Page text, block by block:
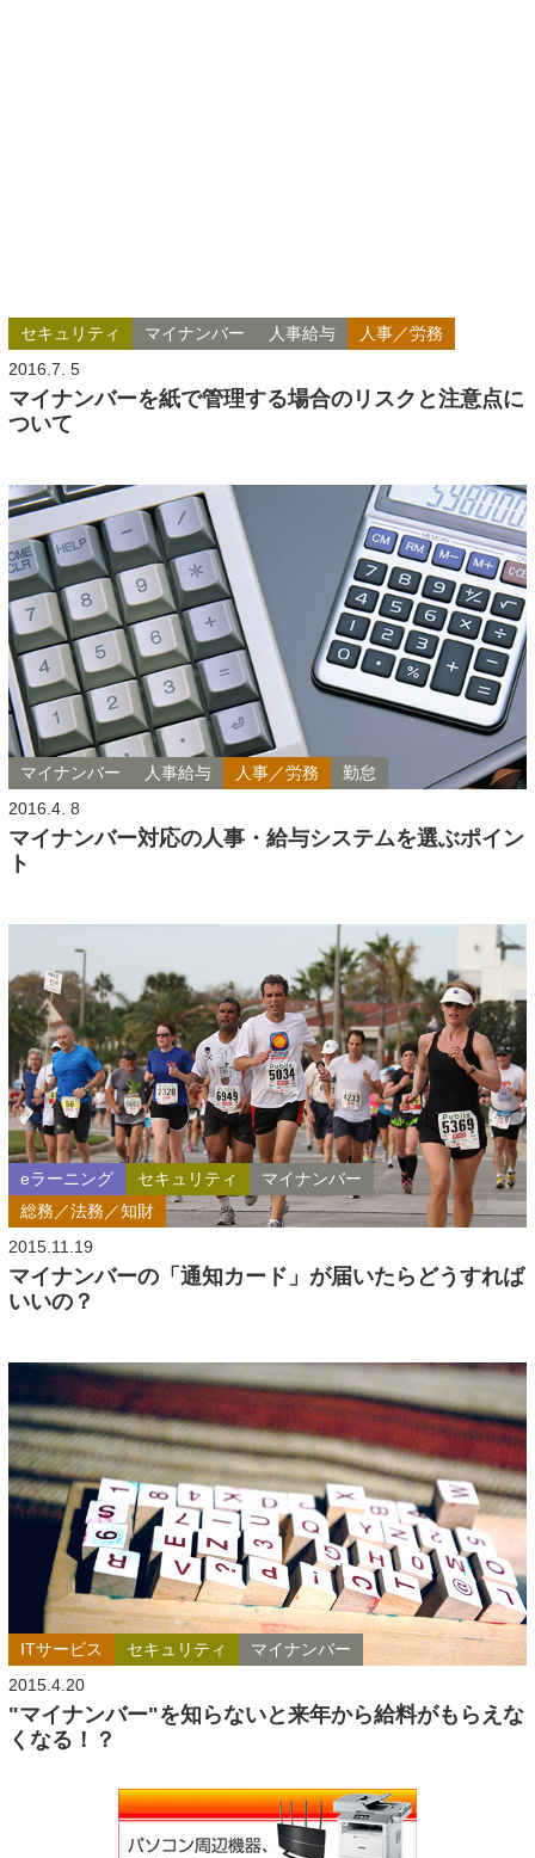
セキュリティ マイナンバー 人事給与
人事／労務
2016.7. 5
マイナンバーを紙で管理する場合のリスクと注意点に
ついて
マイナンバー 人事給与 人事／労務
勤怠
2016.4. 8
マイナンバー対応の人事・給与システムを選ぶポイン
ト
eラーニング セキュリティ
マイナンバー
総務／法務／知財
2015.11.19
マイナンバーの「通知カード」が届いたらどうすれば
いいの？
ITサービス セキュリティ
マイナンバー
2015.4.20
"マイナンバー"を知らないと来年から給料がもらえな
くなる！？